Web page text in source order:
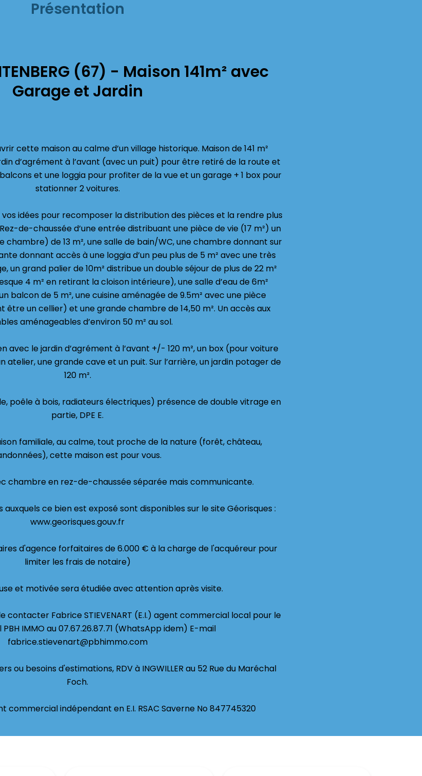
Présentation
(67) - Maison 141m² avec
Garage et Jardin
cette maison au calme d’un village historique. Maison de 141 m²
d’agrément à l’avant (avec un puit) pour être retiré de la route et
et une loggia pour profiter de la vue et un garage + 1 box pour
stationner 2 voitures.
idées pour recomposer la distribution des pièces et la rendre plus
de-chaussée d’une entrée distribuant une pièce de vie (17 m²) un
de 13 m², une salle de bain/WC, une chambre donnant sur
donnant accès à une loggia d’un peu plus de 5 m² avec une très
un grand palier de 10m² distribue un double séjour de plus de 22 m²
4 m² en retirant la cloison intérieure), une salle d’eau de 6m²
balcon de 5 m², une cuisine aménagée de 9.5m² avec une pièce
être un cellier) et une grande chambre de 14,50 m². Un accès aux
aménageables d’environ 50 m² au sol.
avec le jardin d’agrément à l’avant +/- 120 m², un box (pour voiture
atelier, une grande cave et un puit. Sur l’arrière, un jardin potager de
120 m².
poêle à bois, radiateurs électriques) présence de double vitrage en
partie, DPE E.
familiale, au calme, tout proche de la nature (forêt, château,
cette maison est pour vous.
chambre en rez-de-chaussée séparée mais communicante.
auxquels ce bien est exposé sont disponibles sur le site Géorisques :
www.georisques.gouv.fr
d'agence forfaitaires de 6.000 € à la charge de l'acquéreur pour
limiter les frais de notaire)
et motivée sera étudiée avec attention après visite.
contacter Fabrice STIEVENART (E.I.) agent commercial local pour le
IMMO au 07.67.26.87.71 (WhatsApp idem) E-mail
fabrice.stievenart@pbhimmo.com
ou besoins d'estimations, RDV à INGWILLER au 52 Rue du Maréchal
Foch.
commercial indépendant en E.I. RSAC Saverne No 847745320